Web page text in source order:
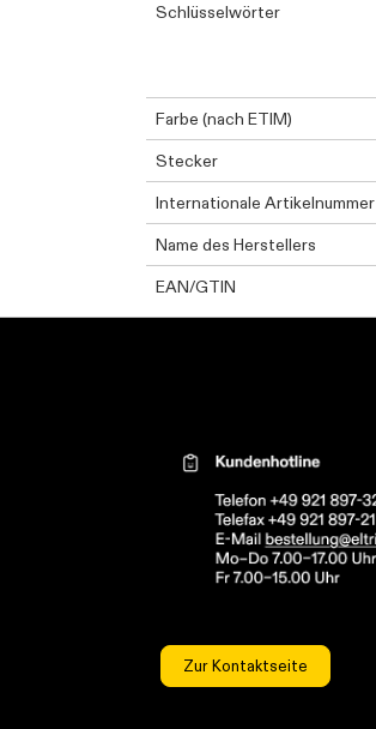
Schlüsselwörter
Farbe (nach ETIM)
Stecker
Internationale Artikelnummer
Name des Herstellers
EAN/GTIN
Zur Kontaktseite